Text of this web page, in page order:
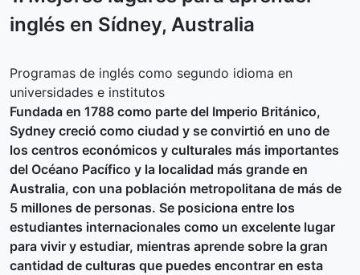
inglés en Sídney, Australia
Programas de inglés como segundo idioma en
universidades e institutos
Fundada en 1788 como parte del Imperio Británico,
Sydney creció como ciudad y se convirtió en uno de
los centros económicos y culturales más importantes
del Océano Pacífico y la localidad más grande en
Australia, con una población metropolitana de más de
5 millones de personas. Se posiciona entre los
estudiantes internacionales como un excelente lugar
para vivir y estudiar, mientras aprende sobre la gran
cantidad de culturas que puedes encontrar en esta